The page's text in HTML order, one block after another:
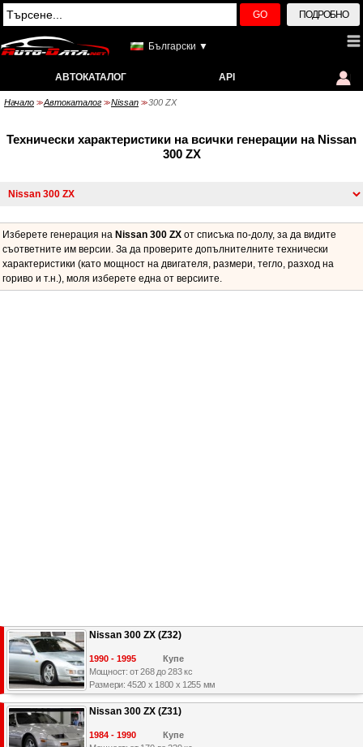
GO ПОДРОБНО
Български ▼
АВТОКАТАЛОГ API
Начало >> Автокаталог >> Nissan >> 300 ZX
Технически характеристики на всички генерации на Nissan
300 ZX
Изберете генерация на Nissan 300 ZX от списъка по-долу, за да видите
съответните им версии. За да проверите допълнителните технически
характеристики (като мощност на двигателя, размери, тегло, разход на
гориво и т.н.), моля изберете една от версиите.
Nissan 300 ZX (Z32)
1990 - 1995
Купе
Мощност: от 268 до 283 кс
Размери: 4520 x 1800 x 1255 мм
Nissan 300 ZX (Z31)
1984 - 1990
Купе